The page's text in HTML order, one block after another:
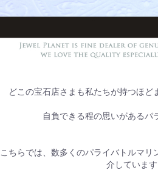
どこの宝石店さまも私たちが持つほど
自負できる程の思いがあるパ
こちらでは、数多くのパライバトルマリ
介しています